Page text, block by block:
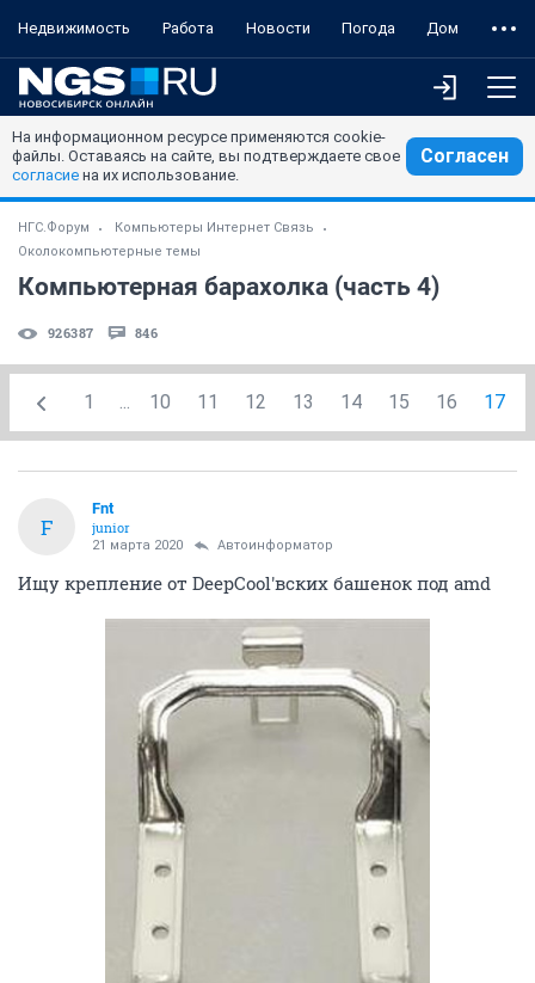
Недвижимость Работа Новости Погода Дом
На информационном ресурсе применяются cookie-
файлы. Оставаясь на сайте, вы подтверждаете свое
согласие на их использование.
Согласен
НГС.Форум
Компьютеры Интернет Связь
Околокомпьютерные темы
Компьютерная барахолка (часть 4)
926387 846
1 ... 10 11 12 13 14 15 16 17
F
Fnt
junior
21 марта 2020 Автоинформатор
Ищу крепление от DeepCool'вских башенок под amd